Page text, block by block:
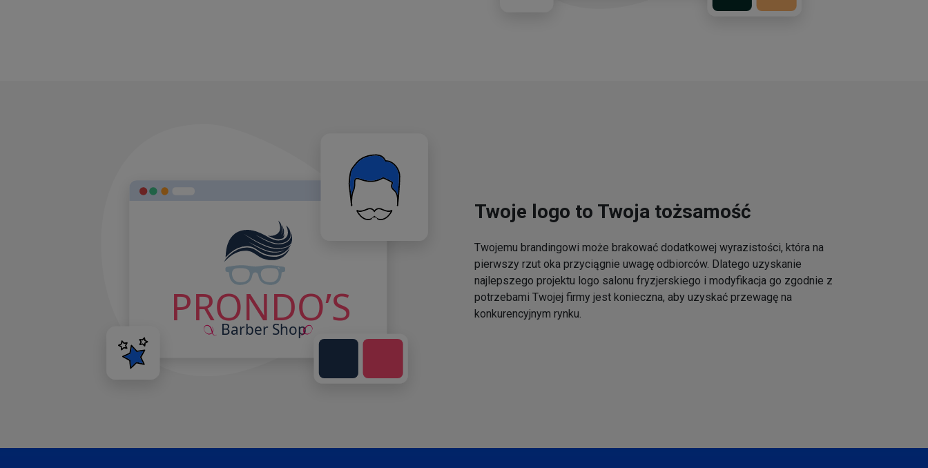
Twoje logo to Twoja tożsamość
Twojemu brandingowi może brakować dodatkowej wyrazistości, która na
pierwszy rzut oka przyciągnie uwagę odbiorców. Dlatego uzyskanie
najlepszego projektu logo salonu fryzjerskiego i modyfikacja go zgodnie z
potrzebami Twojej firmy jest konieczna, aby uzyskać przewagę na
konkurencyjnym rynku.